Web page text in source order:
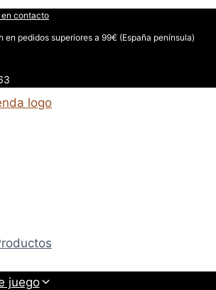
en contacto
en pedidos superiores a 99€ (España península)
juego